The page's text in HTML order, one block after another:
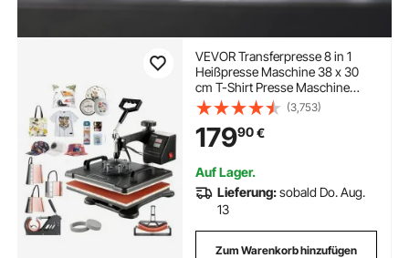
VEVOR Transferpresse 8 in 1
Heißpresse Maschine 38 x 30
cm T-Shirt Presse Maschine
Hitzepresse Maschine DIY
Heißpresse mit Digitaler LED-
Temperatur-
(3,753)
17990€
Auf Lager.
Lieferung:sobald Do. Aug.
13
Zum Warenkorb hinzufügen